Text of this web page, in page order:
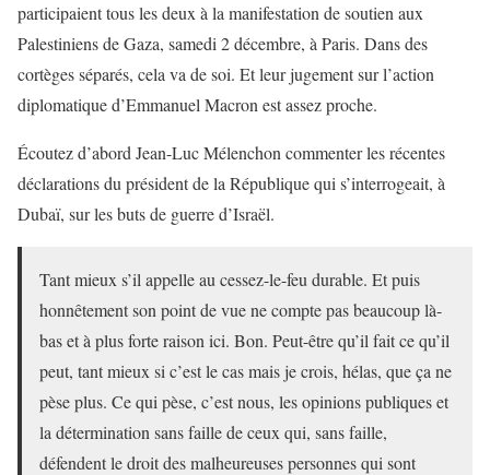
participaient tous les deux à la manifestation de soutien aux
Palestiniens de Gaza, samedi 2 décembre, à Paris. Dans des
cortèges séparés, cela va de soi. Et leur jugement sur l’action
diplomatique d’Emmanuel Macron est assez proche.
Écoutez d’abord Jean-Luc Mélenchon commenter les récentes
déclarations du président de la République qui s’interrogeait, à
Dubaï, sur les buts de guerre d’Israël.
Tant mieux s’il appelle au cessez-le-feu durable. Et puis
honnêtement son point de vue ne compte pas beaucoup là-
bas et à plus forte raison ici. Bon. Peut-être qu’il fait ce qu’il
peut, tant mieux si c’est le cas mais je crois, hélas, que ça ne
pèse plus. Ce qui pèse, c’est nous, les opinions publiques et
la détermination sans faille de ceux qui, sans faille,
défendent le droit des malheureuses personnes qui sont